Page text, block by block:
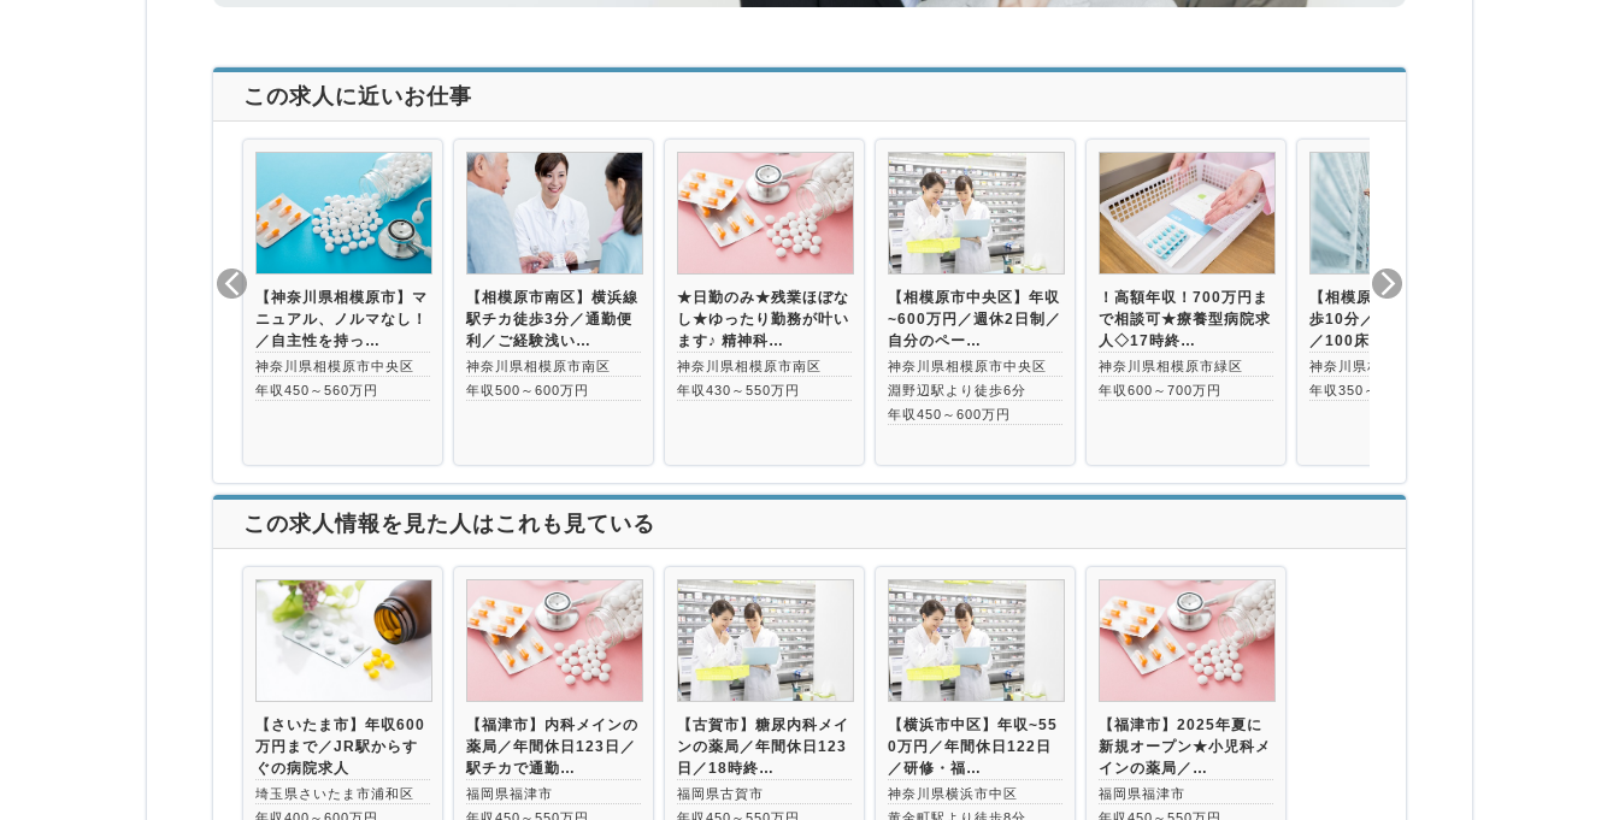
この求人に近いお仕事
【神奈川県相模原市】マ
ニュアル、ノルマなし！
／自主性を持っ…
神奈川県相模原市中央区
年収450～560万円
【相模原市南区】横浜線
駅チカ徒歩3分／通勤便
利／ご経験浅い…
神奈川県相模原市南区
年収500～600万円
★日勤のみ★残業ほぼな
し★ゆったり勤務が叶い
ます♪ 精神科…
神奈川県相模原市南区
年収430～550万円
【相模原市中央区】年収
~600万円／週休2日制／
自分のペー…
神奈川県相模原市中央区
淵野辺駅より徒歩6分
年収450～600万円
！高額年収！700万円ま
で相談可★療養型病院求
人◇17時終…
神奈川県相模原市緑区
年収600～700万円
【相模原市】最寄り駅徒
歩10分／年間休日124日
／100床…
神奈川県相模原市中央区
年収350～500万円
>
この求人情報を見た人はこれも見ている
【さいたま市】年収600
万円まで／JR駅からす
ぐの病院求人
埼玉県さいたま市浦和区
【福津市】内科メインの
薬局／年間休日123日／
駅チカで通勤…
福岡県福津市
【古賀市】糖尿内科メイ
ンの薬局／年間休日123
日／18時終…
福岡県古賀市
【横浜市中区】年収~55
0万円／年間休日122日
／研修・福…
神奈川県横浜市中区
【福津市】2025年夏に
新規オープン★小児科メ
インの薬局／…
福岡県福津市